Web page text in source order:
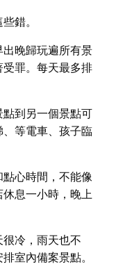
錯。
晚歸玩遍所有景
罪。每天最多排
到另一個景點可
等電車、孩子臨
心時間，不能像
息一小時，晚上
冷，雨天也不
室內備案景點。